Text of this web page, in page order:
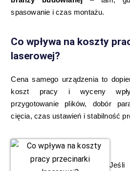
spasowanie i czas montażu.
Co wpływa na koszty
laserowej?
Cena samego urządzenia to
koszt pracy i wyceny
przygotowanie plików, dobór
cięcia, czas ustawień i stabilność
Jeśli